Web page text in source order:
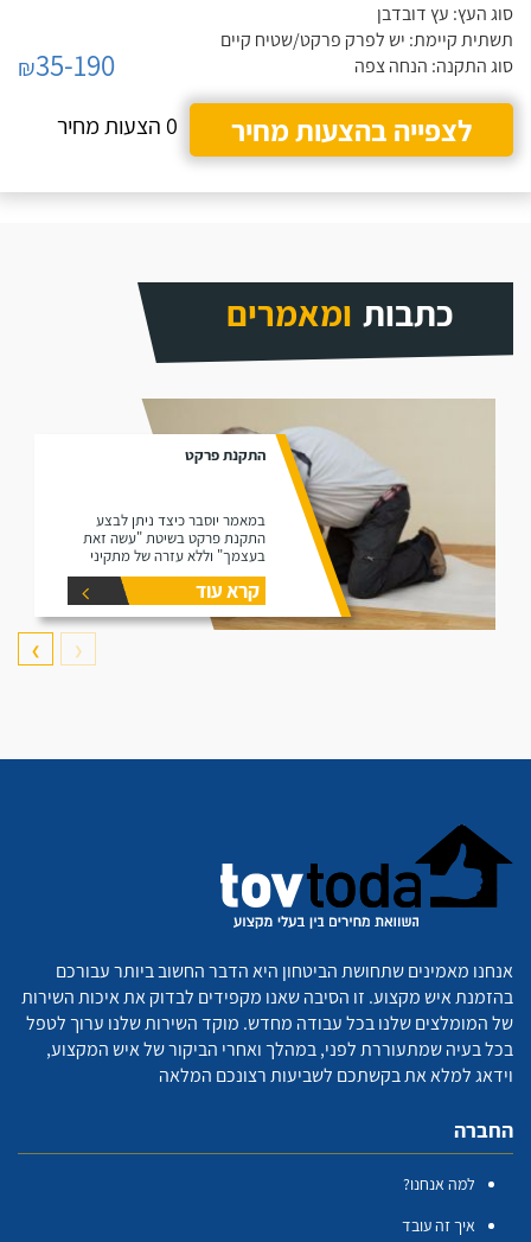
סוג העץ: עץ דובדבן
תשתית קיימת: יש לפרק פרקט/שטיח קיים
סוג התקנה: הנחה צפה
₪35-190
לצפייה בהצעות מחיר
0 הצעות מחיר
כתבות ומאמרים
התקנת פרקט
במאמר יוסבר כיצד ניתן לבצע
התקנת פרקט בשיטת "עשה זאת
בעצמך" וללא עזרה של מתקיני
פרקטים.
קרא עוד
❮
❯
אנחנו מאמינים שתחושת הביטחון היא הדבר החשוב ביותר עבורכם
בהזמנת איש מקצוע. זו הסיבה שאנו מקפידים לבדוק את איכות השירות
של המומלצים שלנו בכל עבודה מחדש. מוקד השירות שלנו ערוך לטפל
בכל בעיה שמתעוררת לפני, במהלך ואחרי הביקור של איש המקצוע,
וידאג למלא את בקשתכם לשביעות רצונכם המלאה
החברה
למה אנחנו?
איך זה עובד